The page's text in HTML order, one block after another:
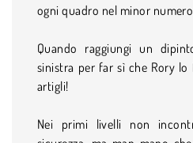
ogni quadro nel minor
Quando raggiungi un
sinistra per far sì che Rory lo
artigli!
Nei primi livelli non